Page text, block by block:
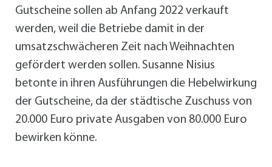
Gutscheine sollen ab Anfang 2022 verkauft
werden, weil die Betriebe damit in der
umsatzschwächeren Zeit nach Weihnachten
gefördert werden sollen. Susanne Nisius
betonte in ihren Ausführungen die Hebelwirkung
der Gutscheine, da der städtische Zuschuss von
20.000 Euro private Ausgaben von 80.000 Euro
bewirken könne.